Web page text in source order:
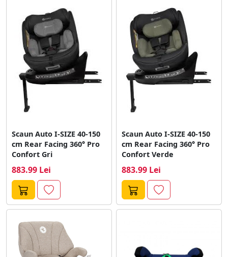
Scaun Auto I-SIZE 40-150
cm Rear Facing 360° Pro
Confort Gri
883.99 Lei
Scaun Auto I-SIZE 40-150
cm Rear Facing 360° Pro
Confort Verde
883.99 Lei